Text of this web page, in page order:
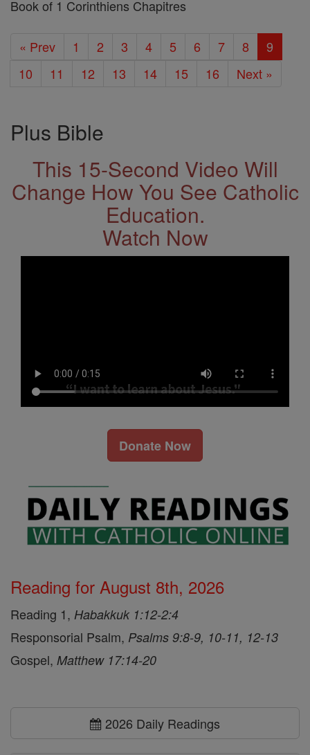
Book of 1 Corinthiens Chapitres
« Prev 1 2 3 4 5 6 7 8
9
10
11 12 13 14 15 16 Next »
Plus Bible
This 15-Second Video Will
Change How You See Catholic
Education.
Watch Now
Donate Now
Reading for August 8th, 2026
Reading 1, Habakkuk 1:12-2:4
Responsorial Psalm, Psalms 9:8-9, 10-11, 12-13
Gospel, Matthew 17:14-20
2026 Daily Readings